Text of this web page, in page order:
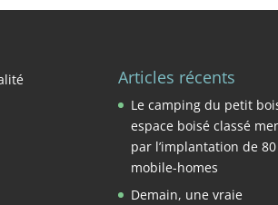
Articles récents
Le camping du petit
espace boisé classé
par l’implantation de 80
mobile-homes
Demain, une vraie